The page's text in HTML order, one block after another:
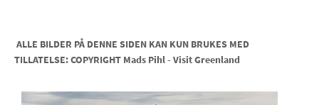
ALLE BILDER PÅ DENNE SIDEN KAN KUN BRUKES MED
TILLATELSE: COPYRIGHT Mads Pihl - Visit Greenland